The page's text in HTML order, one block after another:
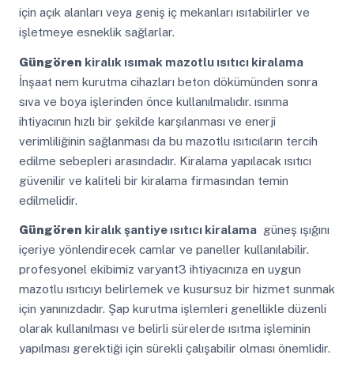
için açık alanları veya geniş iç mekanları ısıtabilirler ve
işletmeye esneklik sağlarlar.
Güngören kiralık ısımak mazotlu ısıtıcı kiralama
İnşaat nem kurutma cihazları beton dökümünden sonra
sıva ve boya işlerinden önce kullanılmalıdır. ısınma
ihtiyacının hızlı bir şekilde karşılanması ve enerji
verimliliğinin sağlanması da bu mazotlu ısıtıcıların tercih
edilme sebepleri arasındadır. Kiralama yapılacak ısıtıcı
güvenilir ve kaliteli bir kiralama firmasından temin
edilmelidir.
Güngören kiralık şantiye ısıtıcı kiralamagüneş ışığını
içeriye yönlendirecek camlar ve paneller kullanılabilir.
profesyonel ekibimiz varyant3 ihtiyacınıza en uygun
mazotlu ısıtıcıyı belirlemek ve kusursuz bir hizmet sunmak
için yanınızdadır. Şap kurutma işlemleri genellikle düzenli
olarak kullanılması ve belirli sürelerde ısıtma işleminin
yapılması gerektiği için sürekli çalışabilir olması önemlidir.